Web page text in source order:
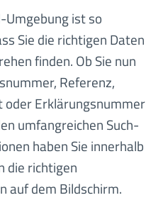
Umgebung ist so
Sie die richtigen Daten
finden. Ob Sie nun
Referenz,
oder Erklärungsnummer
umfangreichen Such-
haben Sie innerhalb
die richtigen
auf dem Bildschirm.